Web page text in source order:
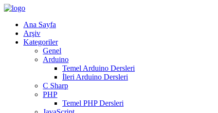
Ana Sayfa
Arşiv
Kategoriler
Genel
Arduino
Temel Arduino Dersleri
İleri Arduino Dersleri
C Sharp
PHP
Temel PHP Dersleri